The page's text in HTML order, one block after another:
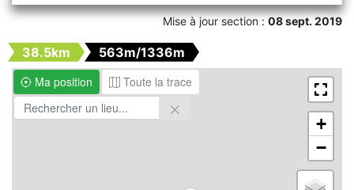
Mise à jour section : 08 sept. 2019
38.5km
563m/1336m
Ma position
Toute la trace
+
−